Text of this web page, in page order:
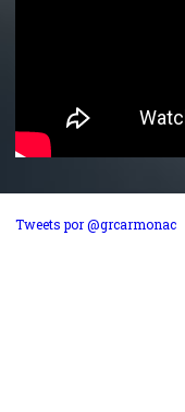
Tweets por @grcarmonac